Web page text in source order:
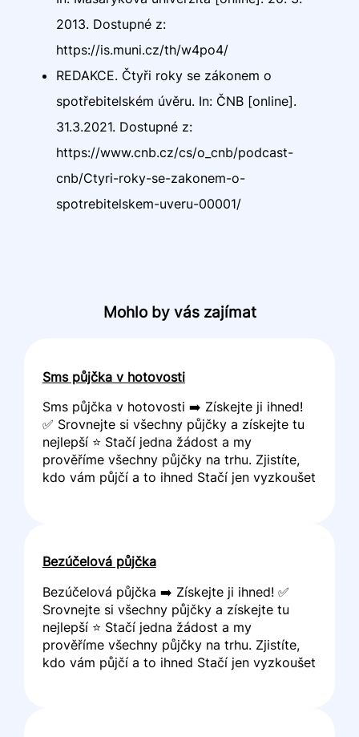
2013. Dostupné z:
https://is.muni.cz/th/w4po4/
REDAKCE. Čtyři roky se zákonem o
spotřebitelském úvěru. In: ČNB [online].
31.3.2021. Dostupné z:
https://www.cnb.cz/cs/o_cnb/podcast-
cnb/Ctyri-roky-se-zakonem-o-
spotrebitelskem-uveru-00001/
Mohlo by vás zajímat
Sms půjčka v hotovosti
Sms půjčka v hotovosti ➡️ Získejte ji ihned!
✅ Srovnejte si všechny půjčky a získejte tu
nejlepší ⭐ Stačí jedna žádost a my
prověříme všechny půjčky na trhu. Zjistíte,
kdo vám půjčí a to ihned Stačí jen vyzkoušet
Bezúčelová půjčka
Bezúčelová půjčka ➡️ Získejte ji ihned! ✅
Srovnejte si všechny půjčky a získejte tu
nejlepší ⭐ Stačí jedna žádost a my
prověříme všechny půjčky na trhu. Zjistíte,
kdo vám půjčí a to ihned Stačí jen vyzkoušet